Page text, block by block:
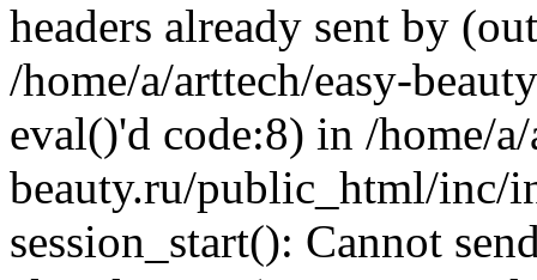
headers already sent by
/home/a/arttech/easy-
eval()'d code:8) in /home/
beauty.ru/public_html/inc/
session_start(): Cannot